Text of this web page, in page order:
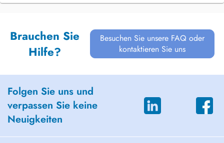
Brauchen Sie
Hilfe?
Besuchen Sie unsere FAQ oder
kontaktieren Sie uns
Folgen Sie uns und
verpassen Sie keine
Neuigkeiten